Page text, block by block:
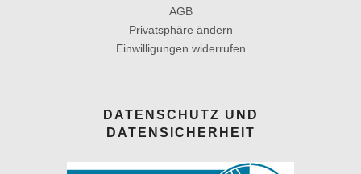
AGB
Privatsphäre ändern
Einwilligungen widerrufen
DATENSCHUTZ UND
DATENSICHERHEIT